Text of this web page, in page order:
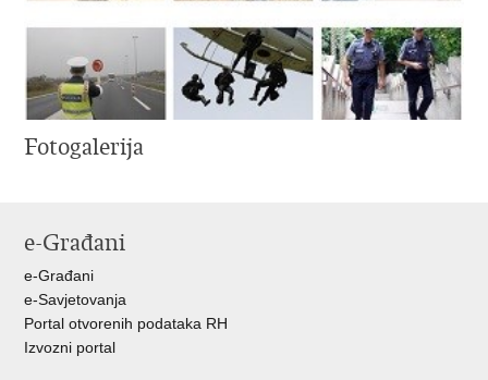
Fotogalerija
e-Građani
e-Građani
e-Savjetovanja
Portal otvorenih podataka RH
Izvozni portal